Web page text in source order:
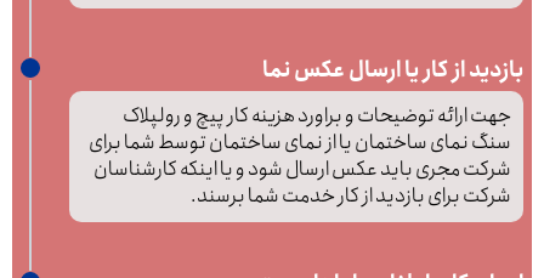
بازدید از کار یا ارسال عکس نما
جهت ارائه توضیحات و براورد هزینه کار پیچ و رولپلاک
سنگ نمای ساختمان یا از نمای ساختمان توسط شما برای
شرکت مجری باید عکس ارسال شود و یا اینکه کارشناسان
شرکت برای بازدید از کار خدمت شما برسند.